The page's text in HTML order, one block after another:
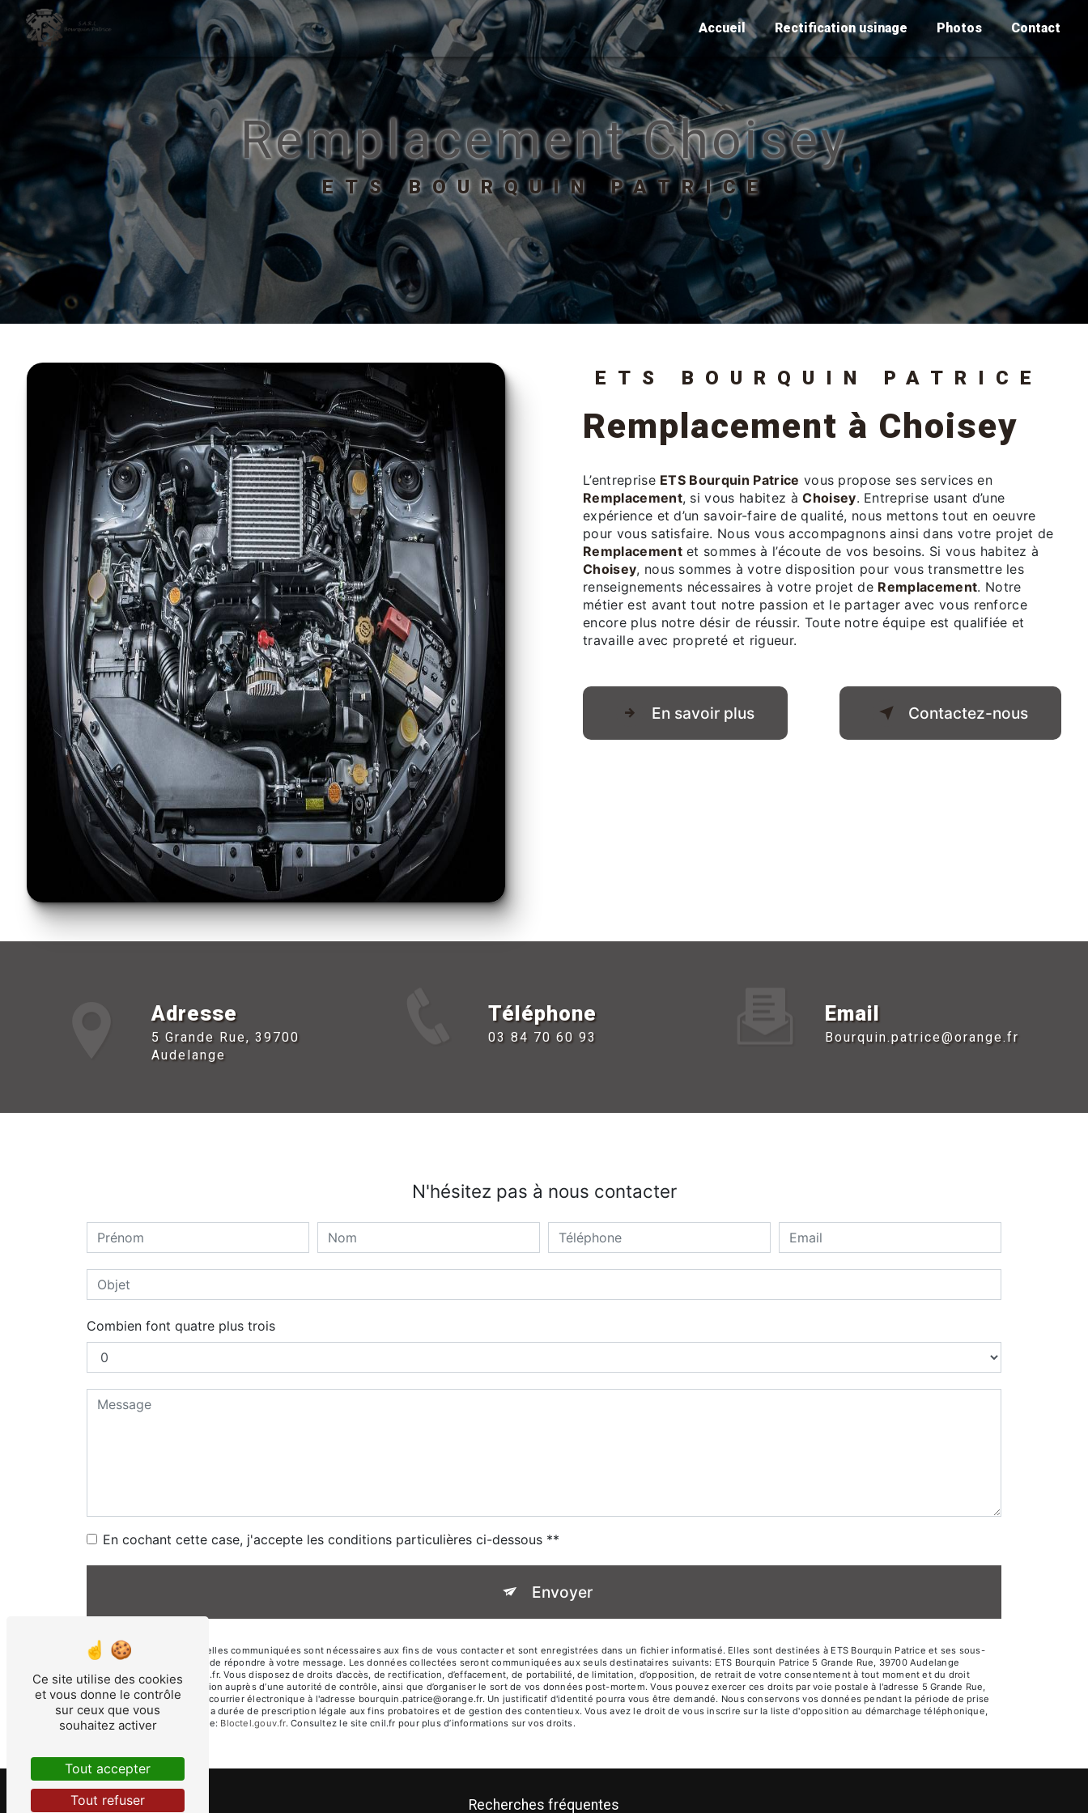
Accueil Rectification usinage Photos Contact
Remplacement Choisey
ETS BOURQUIN PATRICE
ETS BOURQUIN PATRICE
Remplacement à Choisey
L’entreprise ETS Bourquin Patrice vous propose ses services en
Remplacement, si vous habitez àChoisey. Entreprise usant d’une
expérience et d’un savoir-faire de qualité, nous mettons tout en oeuvre
pour vous satisfaire. Nous vous accompagnons ainsi dans votre projet de
Remplacementet sommes à l’écoute de vos besoins. Si vous habitez à
Choisey, nous sommes à votre disposition pour vous transmettre les
renseignements nécessaires à votre projet de Remplacement. Notre
métier est avant tout notre passion et le partager avec vous renforce
encore plus notre désir de réussir. Toute notre équipe est qualifiée et
travaille avec propreté et rigueur.
En savoir plus Contactez-nous
Adresse
5 Grande Rue, 39700
Audelange
Téléphone
03 84 70 60 93
Email
bourquin.patrice@orange.fr
N'hésitez pas à nous contacter
Combien font quatre plus trois
En cochant cette case, j'accepte les conditions particulières ci-dessous **
Envoyer
** Les données personnelles communiquées sont nécessaires aux fins de vous contacter et sont enregistrées dans un fichier informatisé. Elles sont destinées à ETS Bourquin Patrice et ses sous-
traitants dans le seul but de répondre à votre message. Les données collectées seront communiquées aux seuls destinataires suivants: ETS Bourquin Patrice 5 Grande Rue, 39700 Audelange
bourquin.patrice@orange.fr. Vous disposez de droits d’accès, de rectification, d’effacement, de portabilité, de limitation, d’opposition, de retrait de votre consentement à tout moment et du droit
d’introduire une réclamation auprès d’une autorité de contrôle, ainsi que d’organiser le sort de vos données post-mortem. Vous pouvez exercer ces droits par voie postale à l'adresse 5 Grande Rue,
39700 Audelange ou par courrier électronique à l'adresse bourquin.patrice@orange.fr. Un justificatif d'identité pourra vous être demandé. Nous conservons vos données pendant la période de prise
de contact puis pendant la durée de prescription légale aux fins probatoires et de gestion des contentieux. Vous avez le droit de vous inscrire sur la liste d'opposition au démarchage téléphonique,
disponible à cette adresse:
Bloctel.gouv.fr. Consultez le site cnil.fr pour plus d’informations sur vos droits.
Recherches fréquentes
Panneau de gestion des cookies
Ce site utilise des cookies
et vous donne le contrôle
sur ceux que vous
souhaitez activer
Tout accepter
Tout refuser